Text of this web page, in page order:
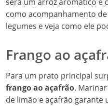
como acompanhamento
legumes e veja como ele
Frango ao
Para um prato principal
frango ao açafrão.
de limão e açafrão garante